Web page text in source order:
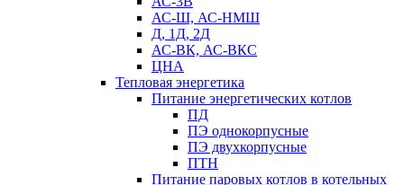
АС-Ш, АС-НМШ
Д, 1Д, 2Д
АС-ВК, АС-ВКС
ЦНА
Тепловая энергетика
Питание энергетических котлов
ПД
ПЭ однокорпусные
ПЭ двухкорпусные
ПТН
Питание паровых котлов в котельных